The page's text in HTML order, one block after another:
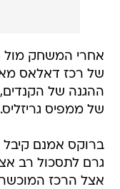
אחרי המשחק מול
של רכז דאלאס
ההגנה של
של ממפיס גריזליס.
ברוקס אמנם קיבל
גרם לתסכול רב
אצל הרכז